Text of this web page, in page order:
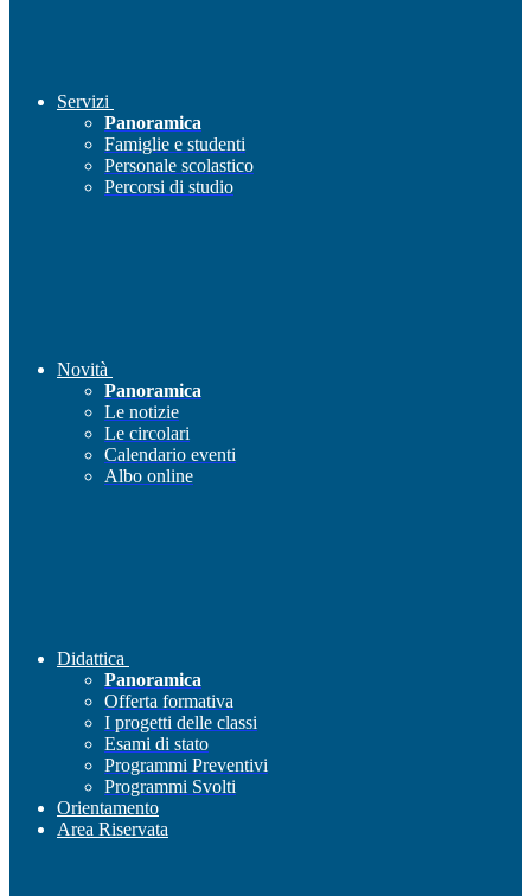
Servizi
Panoramica
Famiglie e studenti
Personale scolastico
Percorsi di studio
Novità
Panoramica
Le notizie
Le circolari
Calendario eventi
Albo online
Didattica
Panoramica
Offerta formativa
I progetti delle classi
Esami di stato
Programmi Preventivi
Programmi Svolti
Orientamento
Area Riservata